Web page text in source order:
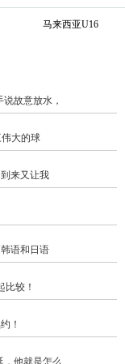
马来西亚U16
故意放水，
大的球
来又让我
语和日语
比较！
！
，他就是怎么